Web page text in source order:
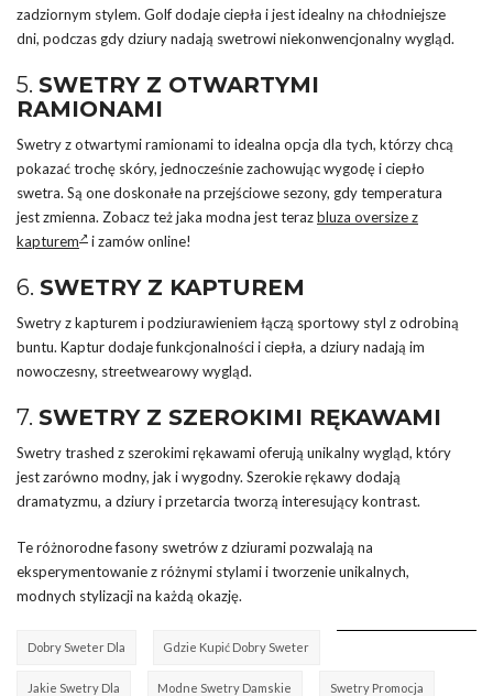
zadziornym stylem. Golf dodaje ciepła i jest idealny na chłodniejsze
dni, podczas gdy dziury nadają swetrowi niekonwencjonalny wygląd.
5. SWETRY Z OTWARTYMI
RAMIONAMI
Swetry z otwartymi ramionami to idealna opcja dla tych, którzy chcą
pokazać trochę skóry, jednocześnie zachowując wygodę i ciepło
swetra. Są one doskonałe na przejściowe sezony, gdy temperatura
jest zmienna. Zobacz też jaka modna jest terazbluza oversize z
kapturem
i zamów online!
6. SWETRY Z KAPTUREM
Swetry z kapturem i podziurawieniem łączą sportowy styl z odrobiną
buntu. Kaptur dodaje funkcjonalności i ciepła, a dziury nadają im
nowoczesny, streetwearowy wygląd.
7. SWETRY Z SZEROKIMI RĘKAWAMI
Swetry trashed z szerokimi rękawami oferują unikalny wygląd, który
jest zarówno modny, jak i wygodny. Szerokie rękawy dodają
dramatyzmu, a dziury i przetarcia tworzą interesujący kontrast.
Te różnorodne fasony swetrów z dziurami pozwalają na
eksperymentowanie z różnymi stylami i tworzenie unikalnych,
modnych stylizacji na każdą okazję.
Dobry Sweter Dla Gdzie Kupić Dobry Sweter
Jakie Swetry Dla Modne Swetry Damskie Swetry Promocja